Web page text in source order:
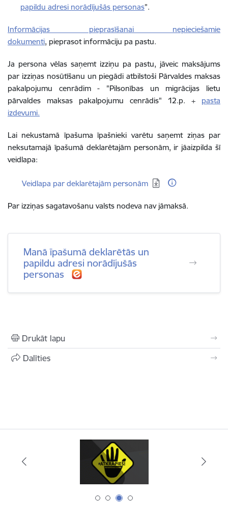
papildu adresi norādījušās personas”.
Informācijas pieprasīšanai nepieciešamie
dokumenti, pieprasot informāciju pa pastu.
Ja persona vēlas saņemt izziņu pa pastu, jāveic maksājums
par izziņas nosūtīšanu un piegādi atbilstoši Pārvaldes maksas
pakalpojumu cenrādim - "Pilsonības un migrācijas lietu
pārvaldes maksas pakalpojumu cenrādis" 12.p. + pasta
izdevumi.
Lai nekustamā īpašuma īpašnieki varētu saņemt ziņas par
neksutamajā īpašumā deklarētajām personām, ir jāaizpilda šī
veidlapa:
Lejupielādēt:
Veidlapa par deklarētajām personām
Par izziņas sagatavošanu valsts nodeva nav jāmaksā.
Manā īpašumā deklarētās un
papildu adresi norādījušās
personas
Drukāt lapu
Dalīties